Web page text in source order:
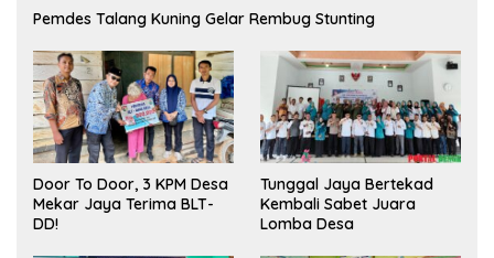
Pemdes Talang Kuning Gelar Rembug Stunting
Door To Door, 3 KPM Desa
Mekar Jaya Terima BLT-
DD!
Tunggal Jaya Bertekad
Kembali Sabet Juara
Lomba Desa